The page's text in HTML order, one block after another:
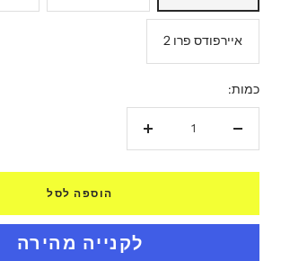
איירפודס פרו 2
כמות:
הגדל
הוספה לסל